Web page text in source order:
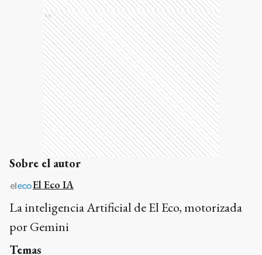
Ads
Sobre el autor
El Eco IA
La inteligencia Artificial de El Eco, motorizada
por Gemini
Temas